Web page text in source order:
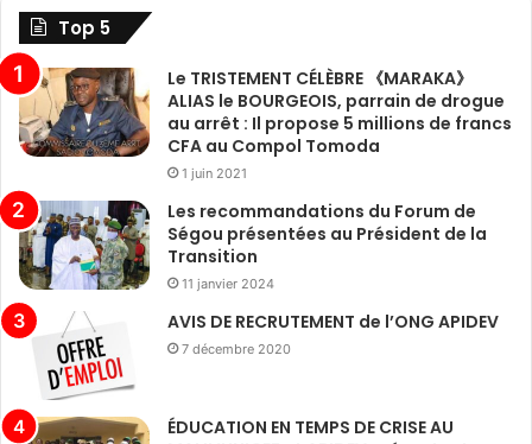
Top 5
Le TRISTEMENT CÉLÈBRE 《MARAKA》
ALIAS le BOURGEOIS, parrain de drogue
au arrêt : Il propose 5 millions de francs
CFA au Compol Tomoda
1 juin 2021
Les recommandations du Forum de
Ségou présentées au Président de la
Transition
11 janvier 2024
AVIS DE RECRUTEMENT de l’ONG APIDEV
7 décembre 2020
ÉDUCATION EN TEMPS DE CRISE AU